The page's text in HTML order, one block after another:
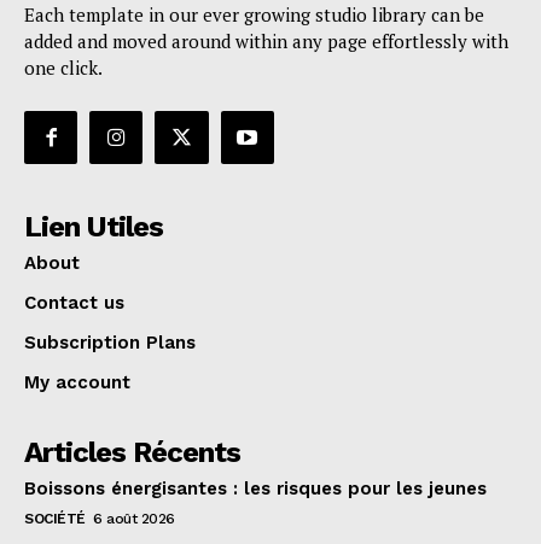
Each template in our ever growing studio library can be
added and moved around within any page effortlessly with
one click.
Lien Utiles
About
Contact us
Subscription Plans
My account
Articles Récents
Boissons énergisantes : les risques pour les jeunes
SOCIÉTÉ 6 août 2026